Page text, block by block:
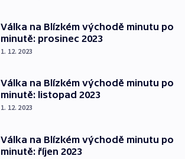
Válka na Blízkém východě minutu po
minutě: prosinec 2023
1. 12. 2023
Válka na Blízkém východě minutu po
minutě: listopad 2023
1. 12. 2023
Válka na Blízkém východě minutu po
minutě: říjen 2023